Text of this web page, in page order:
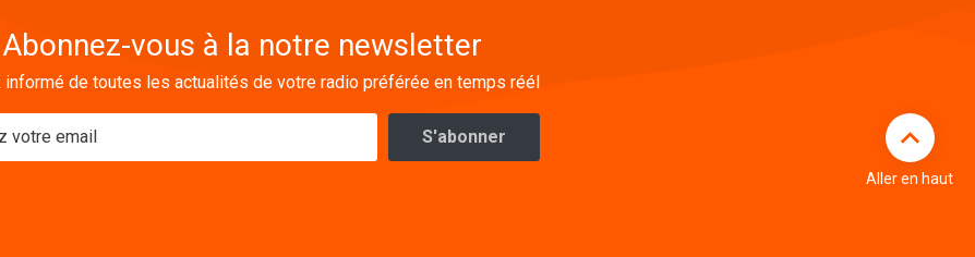
Abonnez-vous à la notre newsletter
informé de toutes les actualités de votre radio préférée en temps réél
Aller en haut